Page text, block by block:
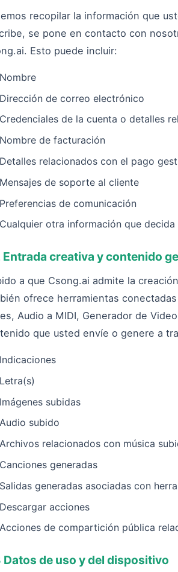
recopilar la información que
se pone en contacto con
Esto puede incluir:
Nombre
Dirección de correo electrónico
Credenciales de la cuenta o detalles
Nombre de facturación
Detalles relacionados con el pago
Mensajes de soporte al cliente
Preferencias de comunicación
Cualquier otra información que
Entrada creativa y contenido
a que Csong.ai admite la
ofrece herramientas
Audio a MIDI, Generador de
que usted envíe o genere a
Indicaciones
Letra(s)
Imágenes subidas
Audio subido
Archivos relacionados con música
Canciones generadas
Salidas generadas asociadas con
Descargar acciones
Acciones de compartición pública
Datos de uso y del dispositivo